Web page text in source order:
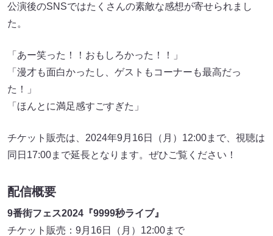
公演後のSNSではたくさんの素敵な感想が寄せられまし
た。
「あー笑った！！おもしろかった！！」
「漫才も面白かったし、ゲストもコーナーも最高だっ
た！」
「ほんとに満足感すごすぎた」
チケット販売は、2024年9月16日（月）12:00まで、視聴は
同日17:00まで延長となります。ぜひご覧ください！
配信概要
9番街フェス2024『9999秒ライブ』
チケット販売：9月16日（月）12:00まで